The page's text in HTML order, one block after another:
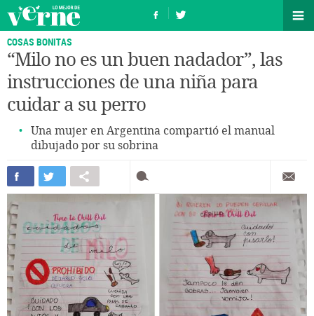
COSAS BONITAS
“Milo no es un buen nadador”, las
instrucciones de una niña para
cuidar a su perro
Una mujer en Argentina compartió el manual
dibujado por su sobrina